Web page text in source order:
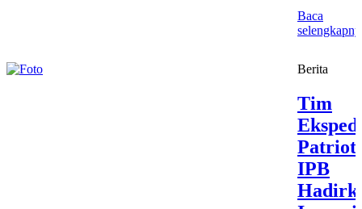
Baca
Berita
Tim
Patriot
IPB